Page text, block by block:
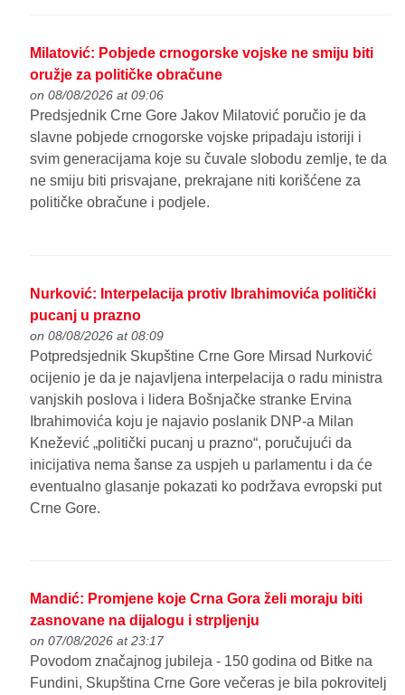
Milatović: Pobjede crnogorske vojske ne smiju biti
oružje za političke obračune
on 08/08/2026 at 09:06
Predsjednik Crne Gore Jakov Milatović poručio je da
slavne pobjede crnogorske vojske pripadaju istoriji i
svim generacijama koje su čuvale slobodu zemlje, te da
ne smiju biti prisvajane, prekrajane niti korišćene za
političke obračune i podjele.
Nurković: Interpelacija protiv Ibrahimovića politički
pucanj u prazno
on 08/08/2026 at 08:09
Potpredsjednik Skupštine Crne Gore Mirsad Nurković
ocijenio je da je najavljena interpelacija o radu ministra
vanjskih poslova i lidera Bošnjačke stranke Ervina
Ibrahimovića koju je najavio poslanik DNP-a Milan
Knežević „politički pucanj u prazno“, poručujući da
inicijativa nema šanse za uspjeh u parlamentu i da će
eventualno glasanje pokazati ko podržava evropski put
Crne Gore.
Mandić: Promjene koje Crna Gora želi moraju biti
zasnovane na dijalogu i strpljenju
on 07/08/2026 at 23:17
Povodom značajnog jubileja - 150 godina od Bitke na
Fundini, Skupština Crne Gore večeras je bila pokrovitelj